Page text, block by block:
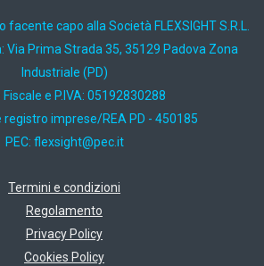
capo alla Società FLEXSIGHT S.R.L.
Via Prima Strada 35, 35129 Padova Zona
Industriale (PD)
Fiscale e P.IVA: 05192830288
registro imprese/REA PD - 450185
PEC: ti.cep@thgisxelf
Termini e condizioni
Regolamento
Privacy Policy
Cookies Policy